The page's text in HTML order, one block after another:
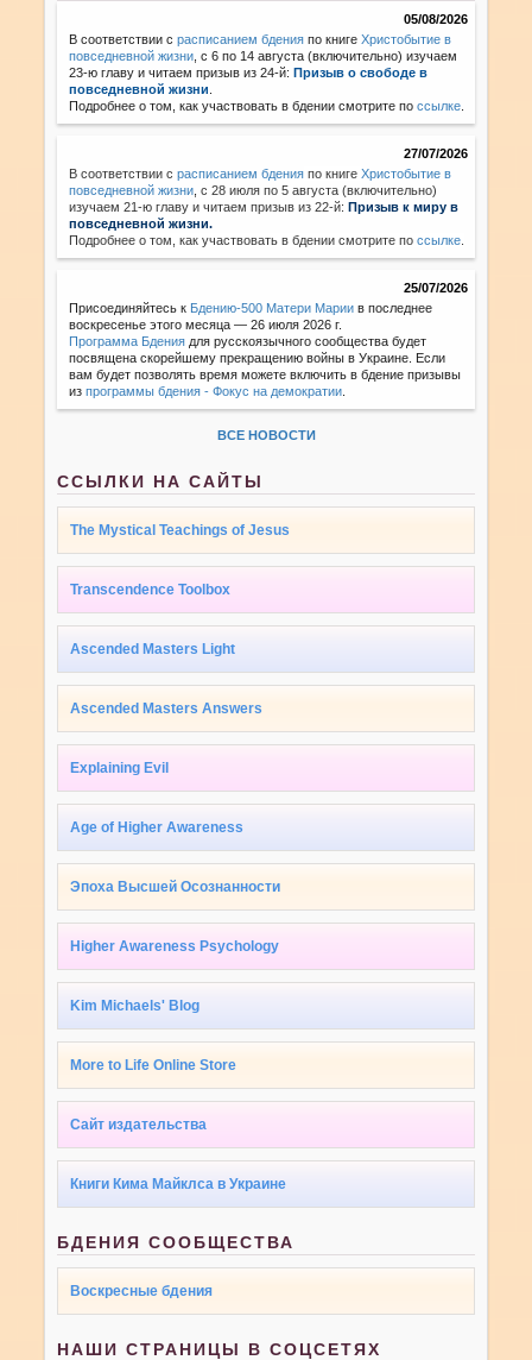
05/08/2026
В соответствии срасписанием бдения по книгеХристобытие в
повседневной жизни , с 6 по 14 августа (включительно) изучаем
23-ю главу и читаем призыв из 24-й:Призыв о свободе в
повседневной жизни
Подробнее о том, как участвовать в бдении смотрите поссылке
27/07/2026
В соответствии с расписанием бдения по книгеХристобытие в
повседневной жизни с 28 июля по 5 августа (включительно)
изучаем 21-ю главу и читаем призыв из 22-й:Призыв к миру в
повседневной жизни.
Подробнее о том, как участвовать в бдении смотрите поссылке
25/07/2026
Присоединяйтесь к Бдению-500 Матери Марии в последнее
воскресенье этого месяца — 26 июля 2026 г.
Программа Бдения для русскоязычного сообщества будет
посвящена скорейшему прекращению войны в Украине. Если
вам будет позволять время можете включить в бдение призывы
изпрограммы бдения - Фокус на демократии
ВСЕ НОВОСТИ
ССЫЛКИ НА САЙТЫ
The Mystical Teachings of Jesus
Transcendence Toolbox
Ascended Masters Light
Ascended Masters Answers
Explaining Evil
Age of Higher Awareness
Эпоха Высшей Осознанности
Higher Awareness Psychology
Kim Michaels' Blog
More to Life Online Store
Сайт издательства
Книги Кима Майклса в Украине
БДЕНИЯ СООБЩЕСТВА
Воскресные бдения
НАШИ СТРАНИЦЫ В СОЦСЕТЯХ